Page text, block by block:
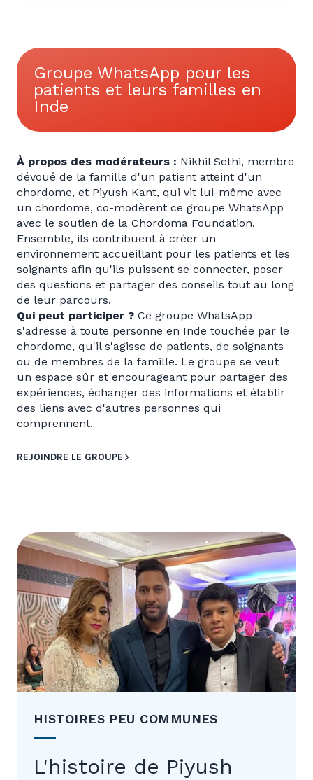
Groupe WhatsApp pour les
patients et leurs familles en
Inde
À propos des modérateurs : Nikhil Sethi, membre
dévoué de la famille d'un patient atteint d'un
chordome, et Piyush Kant, qui vit lui-même avec
un chordome, co-modèrent ce groupe WhatsApp
avec le soutien de la Chordoma Foundation.
Ensemble, ils contribuent à créer un
environnement accueillant pour les patients et les
soignants afin qu'ils puissent se connecter, poser
des questions et partager des conseils tout au long
de leur parcours.
Qui peut participer ? Ce groupe WhatsApp
s'adresse à toute personne en Inde touchée par le
chordome, qu'il s'agisse de patients, de soignants
ou de membres de la famille. Le groupe se veut
un espace sûr et encourageant pour partager des
expériences, échanger des informations et établir
des liens avec d'autres personnes qui
comprennent.
REJOINDRE LE GROUPE
HISTOIRES PEU COMMUNES
L'histoire de Piyush